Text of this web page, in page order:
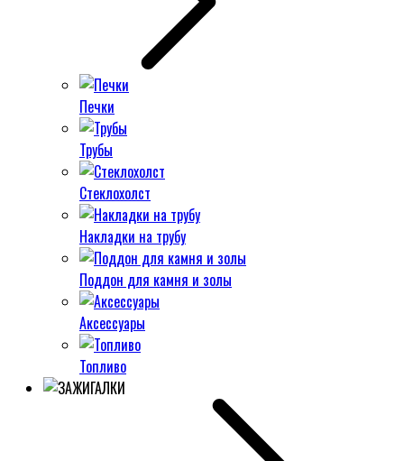
Печки
Трубы
Стеклохолст
Накладки на трубу
Поддон для камня и золы
Аксессуары
Топливо